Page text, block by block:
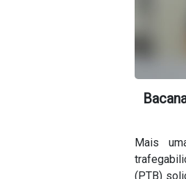
Mais
(PTB)